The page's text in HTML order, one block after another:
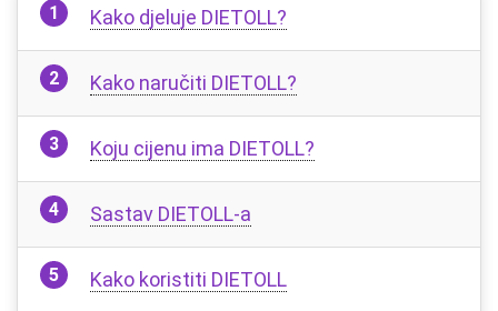
Kako djeluje DIETOLL?
Kako naručiti DIETOLL?
Koju cijenu ima DIETOLL?
Sastav DIETOLL-a
Kako koristiti DIETOLL